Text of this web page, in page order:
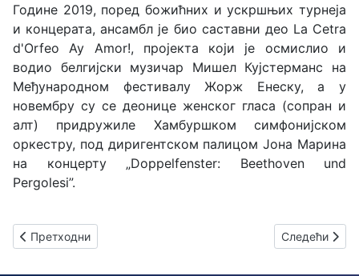
Године 2019, поред божићних и ускршњих турнеја
и концерата, ансамбл је био саставни део La Cetra
d'Orfeo Ay Amor!, пројекта који је осмислио и
водио белгијски музичар Мишел Кујстерманс на
Међународном фестивалу Жорж Енеску, а у
новембру су се деонице женског гласа (сопран и
алт) придружиле Хамбуршком симфонијском
оркестру, под диригентском палицом Јона Марина
на концерту „Doppelfenster: Beethoven und
Pergolesi”.
Претходни чланак: По први пут у Београду “Аниме
Претходни Следећи
Следећи